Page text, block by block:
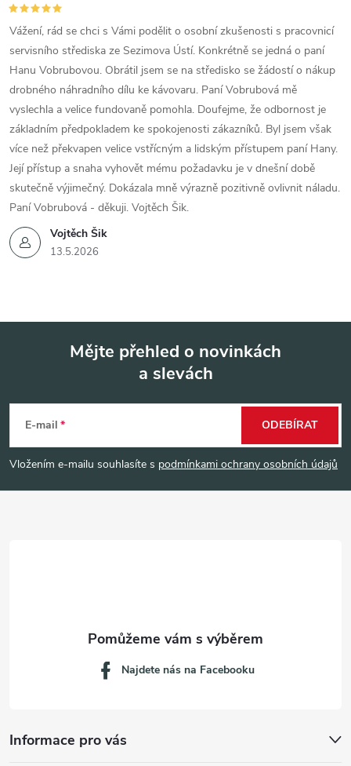
Vojtěch Šik
13.5.2026
Vážení, rád se chci s Vámi podělit o osobní zkušenosti s pracovnicí
servisního střediska ze Sezimova Ústí. Konkrétně se jedná o paní
Hanu Vobrubovou. Obrátil jsem se na středisko se žádostí o nákup
drobného náhradního dílu ke kávovaru. Paní Vobrubová mě
vyslechla a velice fundovaně pomohla. Doufejme, že odbornost je
základním předpokladem ke spokojenosti zákazníků. Byl jsem však
více než překvapen velice vstřícným a lidským přístupem paní Hany.
Její přístup a snaha vyhovět mému požadavku je v dnešní době
skutečně výjimečný. Dokázala mně výrazně pozitivně ovlivnit náladu.
Paní Vobrubová - děkuji. Vojtěch Šik.
p
a
Mějte přehled o novinkách
a slevách
E-mail
Vložením e-mailu souhlasíte s podmínkami ochrany osobních údajů
ODEBÍRAT
Informace pro vás
Najdete nás na Facebooku